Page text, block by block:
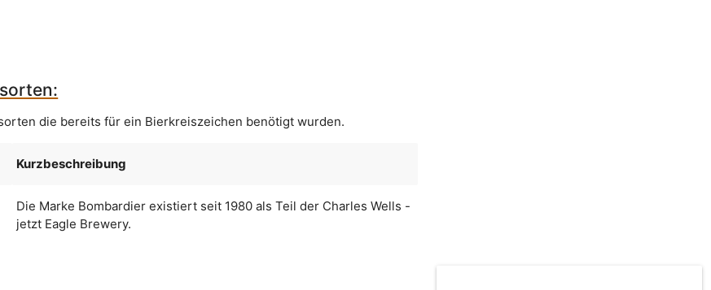
die bereits für ein Bierkreiszeichen benötigt wurden.
Kurzbeschreibung
Die Marke Bombardier existiert seit 1980 als Teil der Charles Wells -
jetzt Eagle Brewery.